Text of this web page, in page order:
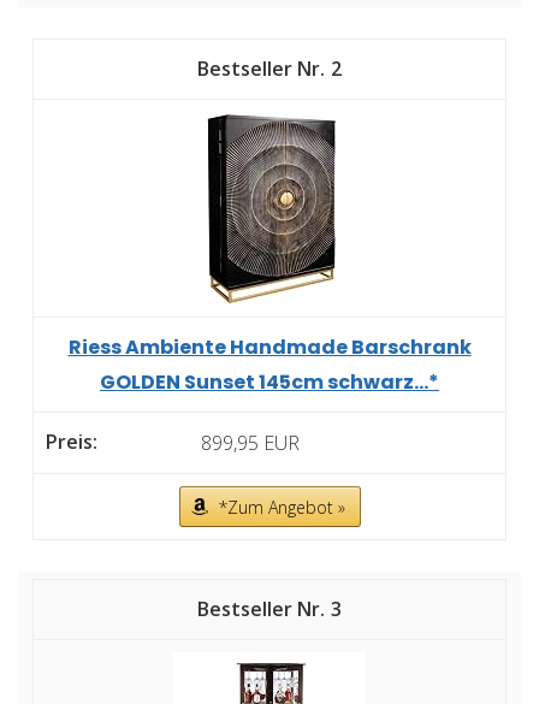
2
Riess Ambiente Handmade Barschrank
GOLDEN Sunset 145cm schwarz...*
899,95 EUR
*Zum Angebot »
3